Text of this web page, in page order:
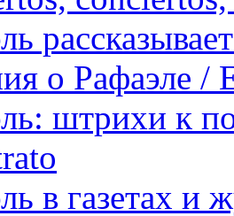
о Рафаэле /
штрихи к
в газетах и